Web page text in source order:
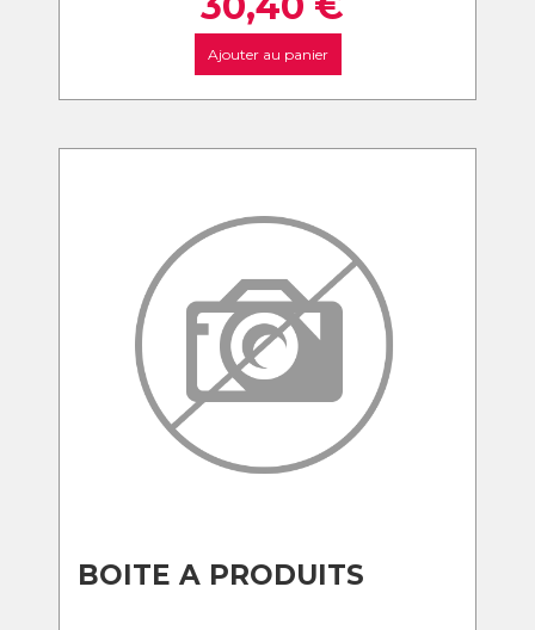
Ajouter au panier
BOITE A PRODUITS